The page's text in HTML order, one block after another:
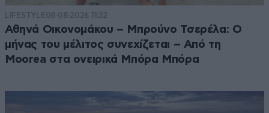
LIFESTYLE08·08·2026 11:32
Αθηνά Οικονομάκου – Μπρούνο Τσερέλα: Ο
μήνας του μέλιτος συνεχίζεται – Από τη
Moorea στα ονειρικά Μπόρα Μπόρα